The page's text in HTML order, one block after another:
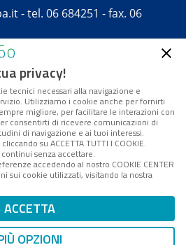
- tel. 06 684251 - fax. 06
telematica iscritta
del Tribunale di Roma -
2008 - Direttore resp. Michela
Stentella
soggetta a Direzione e
di Digital360 S.p.A. - FPA s.r.l.
per il sistema di management
n. 10693191008 - R.E.A. Roma
ISP AWS
del sito
privacy!
tecnici necessari alla navigazione e
Utilizziamo i cookie anche per fornirti
migliore, per facilitare le interazioni con
consentirti di ricevere comunicazioni di
di navigazione e ai tuoi interessi.
su ACCETTA TUTTI I COOKIE.
senza accettare.
accedendo al nostro COOKIE CENTER
sui cookie utilizzati, visitando la nostra
ACCETTA
OPZIONI